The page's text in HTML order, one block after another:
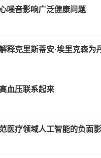
噪音影响广泛健康问题
释克里斯蒂安·埃里克森为
血压联系起来
医疗领域人工智能的负面